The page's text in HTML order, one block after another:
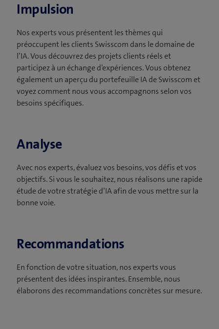
Impulsion
Nos experts vous présentent les thèmes qui
préoccupent les clients Swisscom dans le domaine de
l’IA. Vous découvrez des projets clients réels et
participez à un échange d’expériences. Vous obtenez
également un aperçu du portefeuille IA de Swisscom et
voyez comment nous vous accompagnons selon vos
besoins spécifiques.
Analyse
Avec nos experts, évaluez vos besoins, vos défis et vos
objectifs. Si vous le souhaitez, nous réalisons une rapide
étude de votre stratégie d’IA afin de vous mettre sur la
bonne voie.
Recommandations
En fonction de votre situation, nos experts vous
présentent des idées inspirantes. Ensemble, nous
élaborons des recommandations concrètes sur mesure.